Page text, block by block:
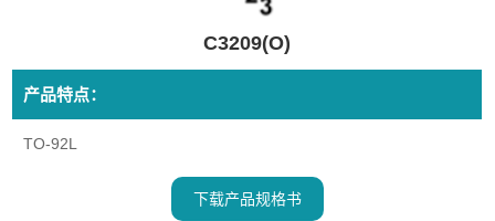
C3209(O)
产品特点：
TO-92L
下载产品规格书